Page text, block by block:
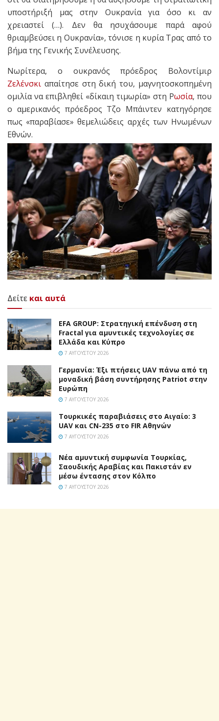
υποστήριξή μας στην Ουκρανία για όσο κι αν
χρειαστεί (…). Δεν θα ησυχάσουμε παρά αφού
θριαμβεύσει η Ουκρανία», τόνισε η κυρία Τρας από το
βήμα της Γενικής Συνέλευσης.
Νωρίτερα, ο ουκρανός πρόεδρος Βολοντίμιρ
Ζελένσκι απαίτησε στη δική του, μαγνητοσκοπημένη
ομιλία να επιβληθεί «δίκαιη τιμωρία» στη Ρωσία, που
ο αμερικανός πρόεδρος Τζο Μπάιντεν κατηγόρησε
πως «παραβίασε» θεμελιώδεις αρχές των Ηνωμένων
Εθνών.
Δείτε και αυτά
EFA GROUP: Στρατηγική επένδυση στη
Fractal για αμυντικές τεχνολογίες σε
Ελλάδα και Κύπρο
7 ΑΥΓΟΎΣΤΟΥ 2026
Γερμανία: Έξι πτήσεις UAV πάνω από τη
μοναδική βάση συντήρησης Patriot στην
Ευρώπη
7 ΑΥΓΟΎΣΤΟΥ 2026
Τουρκικές παραβιάσεις στο Αιγαίο: 3
UAV και CN-235 στο FIR Αθηνών
7 ΑΥΓΟΎΣΤΟΥ 2026
Νέα αμυντική συμφωνία Τουρκίας,
Σαουδικής Αραβίας και Πακιστάν εν
μέσω έντασης στον Κόλπο
7 ΑΥΓΟΎΣΤΟΥ 2026